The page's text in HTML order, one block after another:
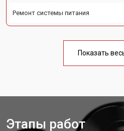
Ремонт системы питания
Показать
Этапы работ